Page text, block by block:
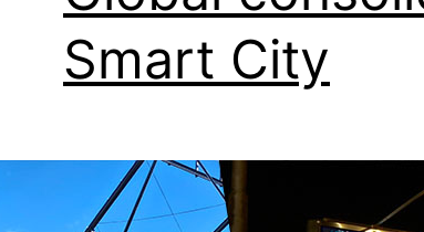
Smart City